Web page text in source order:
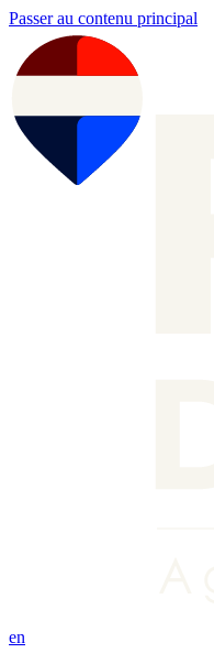
Passer au contenu principal
en